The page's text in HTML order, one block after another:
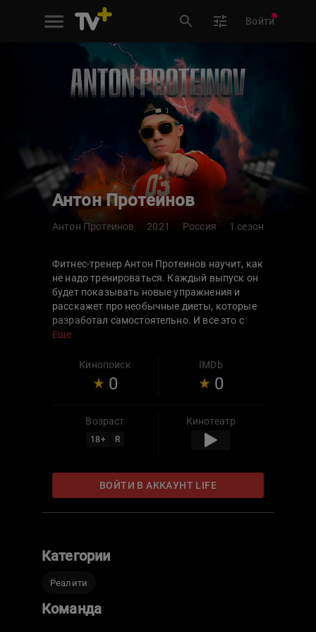
Войти
Антон Протеинов
Антон Протеинов 2021 Россия 1 сезон
Фитнес-тренер Антон Протеинов научит, как
не надо тренироваться. Каждый выпуск он
будет показывать новые упражнения и
расскажет про необычные диеты, которые
разработал самостоятельно. И все это с
элементами черного юмора и абсурда.
Еще
Кинопоиск
0
IMDb
0
Возраст
18+ R
Кинотеатр
ВОЙТИ В АККАУНТ LIFE
Категории
Реалити
Команда